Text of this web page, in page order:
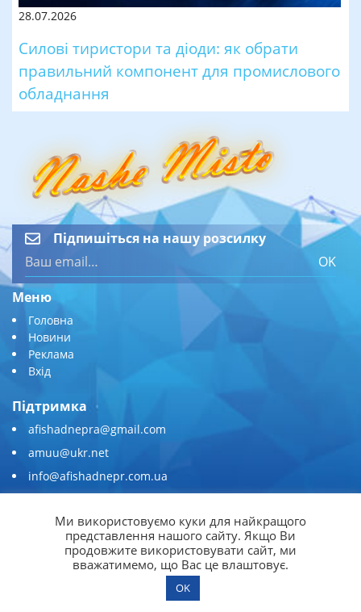
28.07.2026
Силові тиристори та діоди: як обрати
правильний компонент для промислового
обладнання
Підпишіться на нашу розсилку
OK
Меню
Головна
Новини
Реклама
Вхід
Підтримка
afishadnepra@gmail.com
amuu@ukr.net
info@afishadnepr.com.ua
Приєднуйтесь
Ми використовуємо куки для найкращого
представлення нашого сайту. Якщо Ви
продовжите використовувати сайт, ми
вважатимемо, що Вас це влаштовує.
OK